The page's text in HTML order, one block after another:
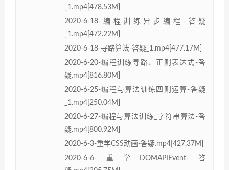
_1.mp4[478.53M]
2020-6-18-编程训练异步编程-答疑
_1.mp4[472.22M]
2020-6-18-寻路算法-答疑_1.mp4[477.17M]
2020-6-20-编程训练寻路、正则表达式-答
疑.mp4[816.80M]
2020-6-25-编程与算法训练四则运算-答疑
_1.mp4[250.04M]
2020-6-27-编程与算法训练_字符串算法-答
疑.mp4[800.92M]
2020-6-3-重学CSS动画-答疑.mp4[427.37M]
2020-6-6-重学DOMAPIEvent-答